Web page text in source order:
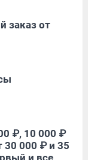
заказ от
₽, 10 000 ₽
30 000 ₽ и 35
и все